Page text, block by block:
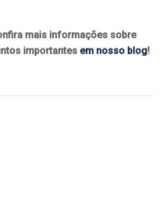
mais informações sobre
importantes em nosso blog!